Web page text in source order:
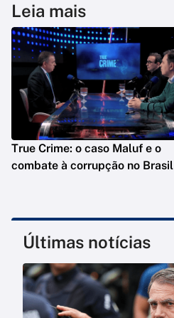
Leia mais
True Crime: o caso Maluf e o
combate à corrupção no Brasil
Últimas notícias